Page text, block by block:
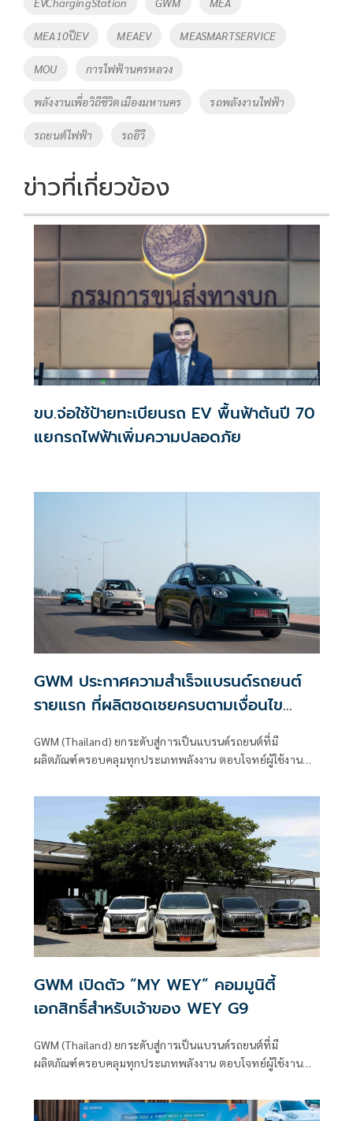
k k
MEA10ปีEV MEAEV MEASMARTSERVICE
MOU การไฟฟ้านครหลวง
พลังงานเพื่อวิถีชีวิตเมืองมหานคร รถพลังงานไฟฟ้า
รถยนต์ไฟฟ้า รถอีวี
ข่าวที่เกี่ยวข้อง
ขบ.จ่อใช้ป้ายทะเบียนรถ EV พื้นฟ้าต้นปี 70
แยกรถไฟฟ้าเพิ่มความปลอดภัย
GWM ประกาศความสำเร็จแบรนด์รถยนต์
รายแรก ที่ผลิตชดเชยครบตามเงื่อนไข
GWM (Thailand) ยกระดับสู่การเป็นแบรนด์รถยนต์ที่มี
ผลิตภัณฑ์ครอบคลุมทุกประเภทพลังงาน ตอบโจทย์ผู้ใช้งานทุก
GWM เปิดตัว “MY WEY” คอมมูนิตี้
เอกสิทธิ์สำหรับเจ้าของ WEY G9
GWM (Thailand) ยกระดับสู่การเป็นแบรนด์รถยนต์ที่มี
ผลิตภัณฑ์ครอบคลุมทุกประเภทพลังงาน ตอบโจทย์ผู้ใช้งานทุก